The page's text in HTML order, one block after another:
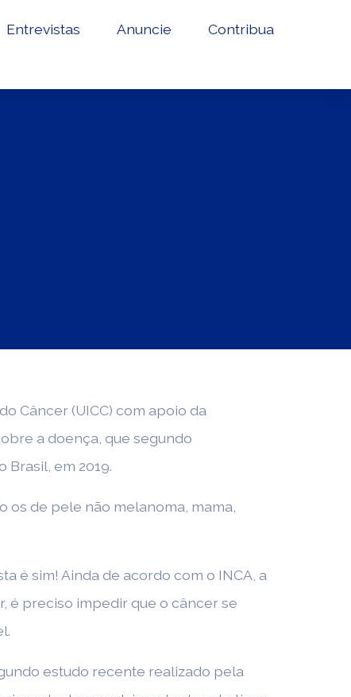
Entrevistas Anuncie
Contribua
Câncer (UICC) com apoio da
a doença, que segundo
em 2019.
os de pele não melanoma, mama,
é sim! Ainda de acordo com o INCA, a
é preciso impedir que o câncer se
estudo recente realizado pela